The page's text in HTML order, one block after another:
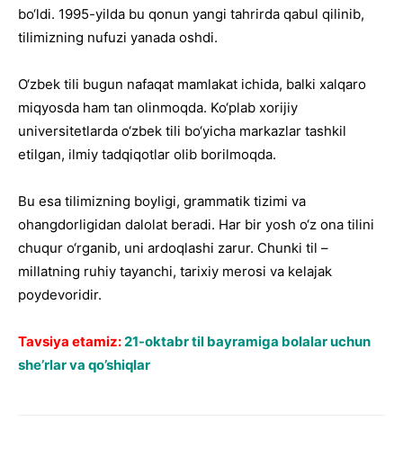
bo‘ldi. 1995-yilda bu qonun yangi tahrirda qabul qilinib,
tilimizning nufuzi yanada oshdi.
O‘zbek tili bugun nafaqat mamlakat ichida, balki xalqaro
miqyosda ham tan olinmoqda. Ko‘plab xorijiy
universitetlarda o‘zbek tili bo‘yicha markazlar tashkil
etilgan, ilmiy tadqiqotlar olib borilmoqda.
Bu esa tilimizning boyligi, grammatik tizimi va
ohangdorligidan dalolat beradi. Har bir yosh o‘z ona tilini
chuqur o‘rganib, uni ardoqlashi zarur. Chunki til –
millatning ruhiy tayanchi, tarixiy merosi va kelajak
poydevoridir.
Tavsiya etamiz:21-oktabr til bayramiga bolalar uchun
she’rlar va qo’shiqlar